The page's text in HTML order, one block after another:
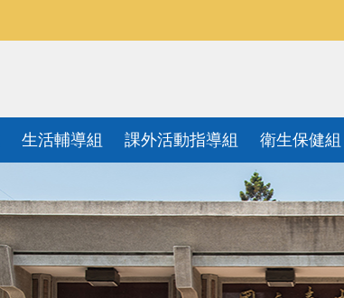
生活輔導組 課外活動指導組 衛生保健組